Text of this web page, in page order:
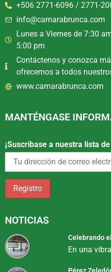
+506 2771-6096 / 2771-
info@camarabrunca.com
Lunes a Viernes de 7:30
5:00 pm
Contáctenos y conozca
ofrecemos a todos
www.camarabrunca.com
MANTÉNGASE
¡Suscríbase a nuestra lista
NOTICIAS
Celebrando
En una